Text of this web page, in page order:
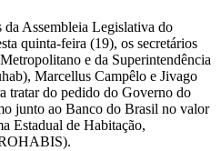
Assembleia Legislativa do
quinta-feira (19), os secretários
e da Superintendência
Marcellus Campêlo e Jivago
tratar do pedido do Governo do
junto ao Banco do Brasil no valor
Estadual de Habitação,